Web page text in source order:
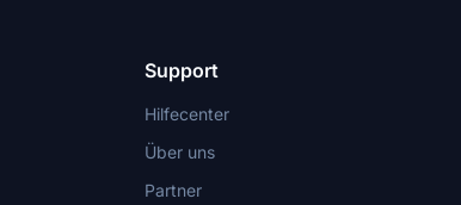
Support
Hilfecenter
Über uns
Partner